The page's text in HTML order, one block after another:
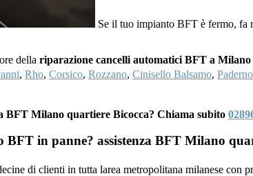
Se il tuo impianto BFT è fermo, fa
della riparazione cancelli automatici BFT a
, Rho, Corsico, Rozzano, Cinisello Balsamo,
BFT Milano quartiere Bicocca? Chiama subito
BFT in panne? assistenza BFT Milano
di clienti in tutta larea metropolitana milanese con